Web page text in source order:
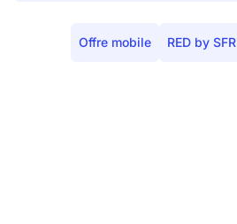
Offre mobile RED by SFR